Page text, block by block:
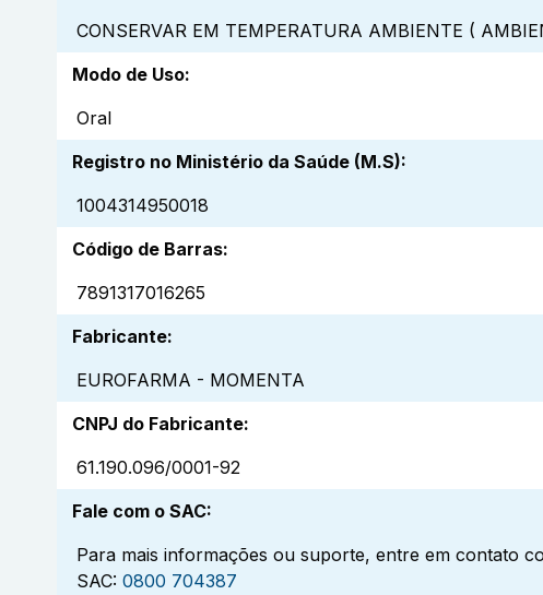
CONSERVAR EM TEMPERATURA AMBIENTE (
Modo de Uso:
Oral
Registro no Ministério da Saúde (M.S):
1004314950018
Código de Barras:
7891317016265
Fabricante:
EUROFARMA - MOMENTA
CNPJ do Fabricante:
61.190.096/0001-92
Fale com o SAC:
Para mais informações ou suporte, entre em contato
SAC: 0800 704387